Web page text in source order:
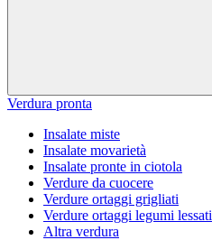
Verdura pronta
Insalate miste
Insalate movarietà
Insalate pronte in ciotola
Verdure da cuocere
Verdure ortaggi grigliati
Verdure ortaggi legumi lessati
Altra verdura